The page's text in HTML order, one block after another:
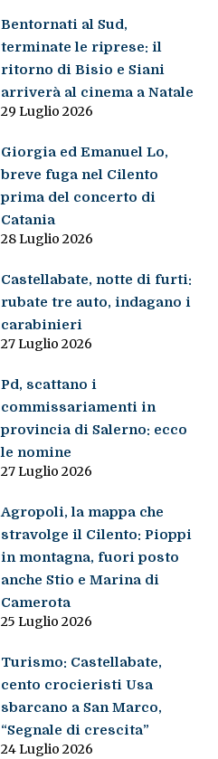
Bentornati al Sud,
terminate le riprese: il
ritorno di Bisio e Siani
arriverà al cinema a Natale
29 Luglio 2026
Giorgia ed Emanuel Lo,
breve fuga nel Cilento
prima del concerto di
Catania
28 Luglio 2026
Castellabate, notte di furti:
rubate tre auto, indagano i
carabinieri
27 Luglio 2026
Pd, scattano i
commissariamenti in
provincia di Salerno: ecco
le nomine
27 Luglio 2026
Agropoli, la mappa che
stravolge il Cilento: Pioppi
in montagna, fuori posto
anche Stio e Marina di
Camerota
25 Luglio 2026
Turismo: Castellabate,
cento crocieristi Usa
sbarcano a San Marco,
“Segnale di crescita”
24 Luglio 2026